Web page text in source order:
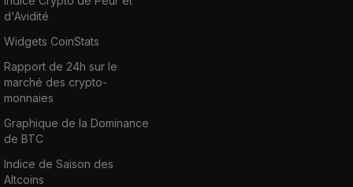
d'Avidité
Widgets CoinStats
Rapport de 24h sur le
marché des crypto-
monnaies
Graphique de la Dominance
de BTC
Indice de Saison des
Altcoins